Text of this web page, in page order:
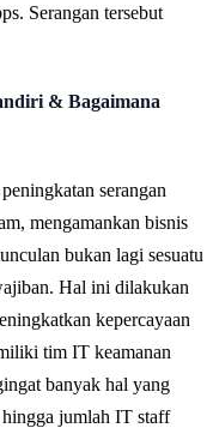
Serangan tersebut
& Bagaimana
serangan
mengamankan bisnis
bukan lagi sesuatu
Hal ini dilakukan
kepercayaan
tim IT keamanan
banyak hal yang
jumlah IT staff